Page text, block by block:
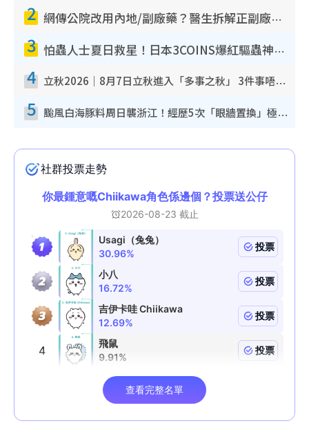
2 網傳公院改用內地/副廠藥？醫生拆解正副廠分別 揭4類人換藥隨時出事
3 怕蟲人士夏日救星！日本3COINS爆紅驅蟲神器$45起 1招「全程免觸碰」輕鬆搞定小強
4 立秋2026｜8月7日立秋進入「多事之秋」 3件事唔做得！專家教6招開運 清枱頭／銀包納氣接好運
5 颱風白海豚料周日襲浙江！經歷5次「眼牆置換」極罕見 成登陸內地最長途颱風